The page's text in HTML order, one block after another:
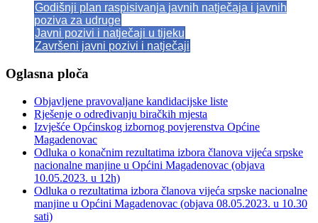
Godišnji plan raspisivanja javnih natječaja i javnih
poziva za udruge
Javni pozivi i natječaji u tijeku
Završeni javni pozivi i natječaji
Oglasna ploča
Objavljene pravovaljane kandidacijske liste
Rješenje o određivanju biračkih mjesta
Izvješće Općinskog izbornog povjerenstva Općine
Magadenovac
Odluka o konačnim rezultatima izbora članova vijeća srpske
nacionalne manjine u Općini Magadenovac (objava
10.05.2023. u 12h)
Odluka o rezultatima izbora članova vijeća srpske nacionalne
manjine u Općini Magadenovac (objava 08.05.2023. u 10.30
sati)